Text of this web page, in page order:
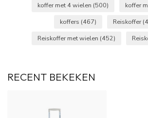
koffer met 4 wielen (500) koffer
koffers (467) Reiskoffer
Reiskoffer met wielen (452)
RECENT BEKEKEN